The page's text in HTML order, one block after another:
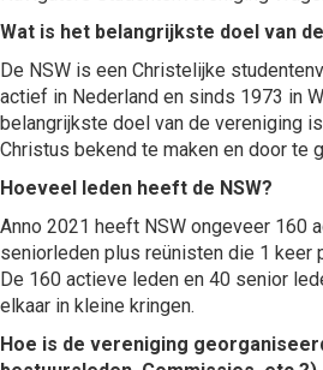
Wat is het belangrijkste doel van de
De NSW is een Christelijke
actief in Nederland en sinds 1973 in
belangrijkste doel van de vereniging
Christus bekend te maken en door te
Hoeveel leden heeft de NSW?
Anno 2021 heeft NSW ongeveer 160
seniorleden plus reünisten die 1 keer
De 160 actieve leden en 40 senior
elkaar in kleine kringen.
Hoe is de vereniging